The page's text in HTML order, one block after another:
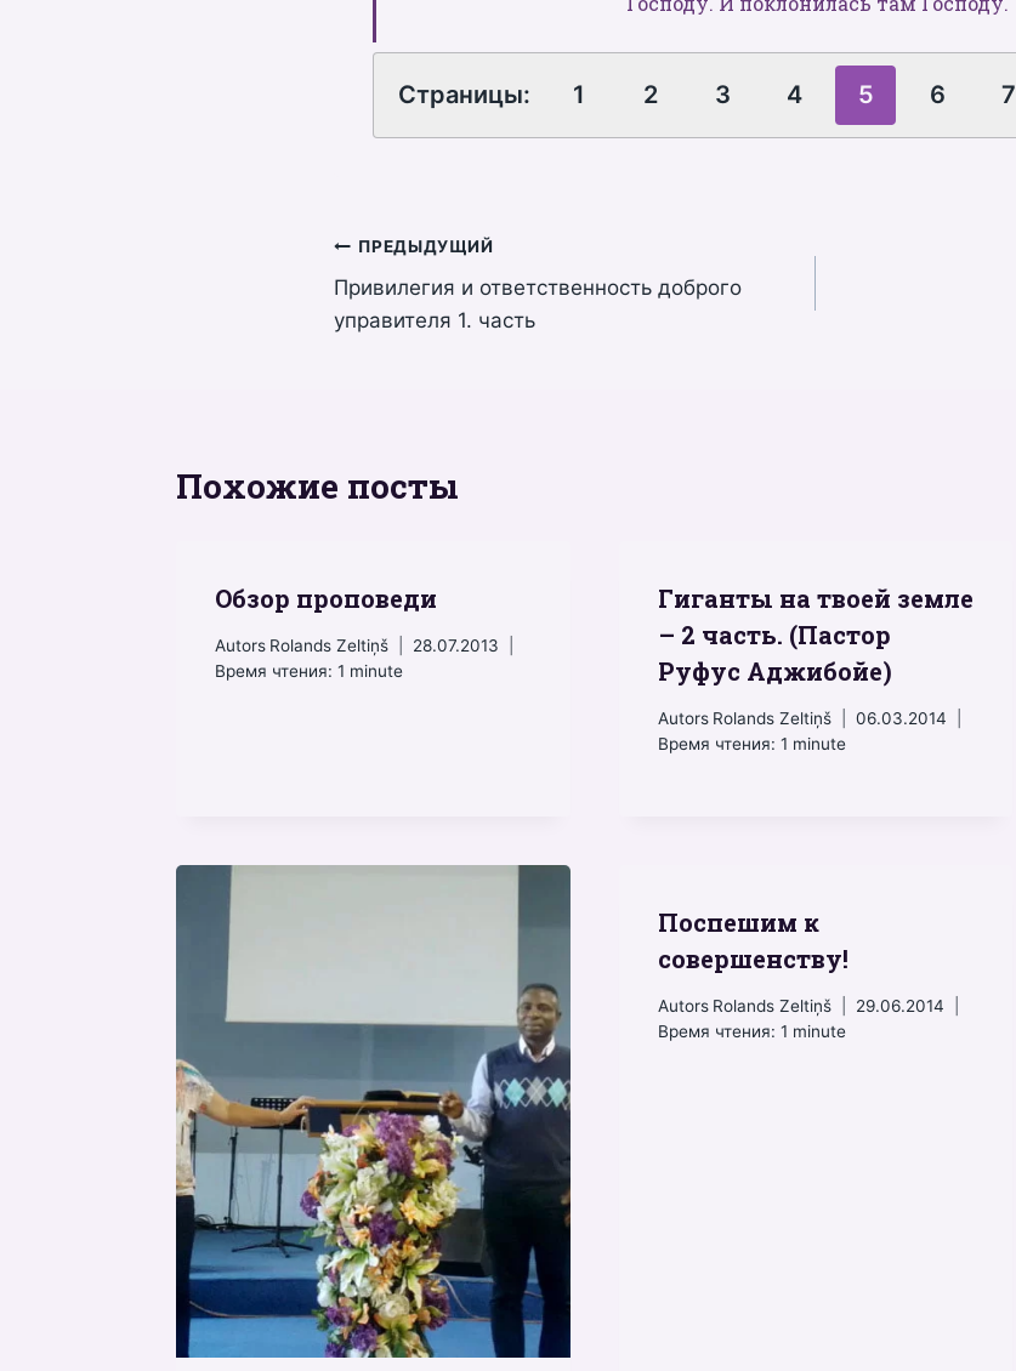
Страницы: 1 2 3 4 5 6 7
Навигация
по
ПРЕДЫДУЩИЙ
Привилегия и ответственность доброго
управителя 1. часть
Похожие посты
Обзор проповеди
Autors Rolands Zeltiņš
28.07.2013
Время чтения: 1 minute
Гиганты на твоей земле
– 2 часть. (Пастор
Руфус Аджибойе)
Autors Rolands Zeltiņš
06.03.2014
Время чтения: 1 minute
Поспешим к
совершенству!
Autors Rolands Zeltiņš
29.06.2014
Время чтения: 1 minute